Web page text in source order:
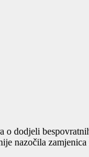
dodjeli
nazočila